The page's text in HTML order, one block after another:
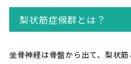
梨状筋症候群とは？
坐骨神経は骨盤から出て、梨状